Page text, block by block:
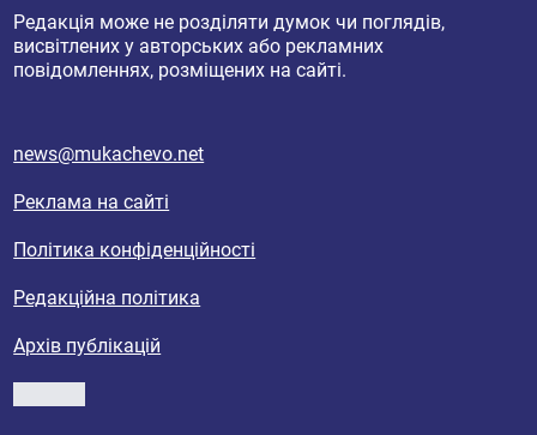
Редакція може не розділяти думок чи поглядів,
висвітлених у авторських або рекламних
повідомленнях, розміщених на сайті.
news@mukachevo.net
Реклама на сайті
Політика конфіденційності
Редакційна політика
Архів публікацій